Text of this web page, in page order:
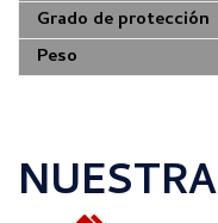
Grado de protección
Peso